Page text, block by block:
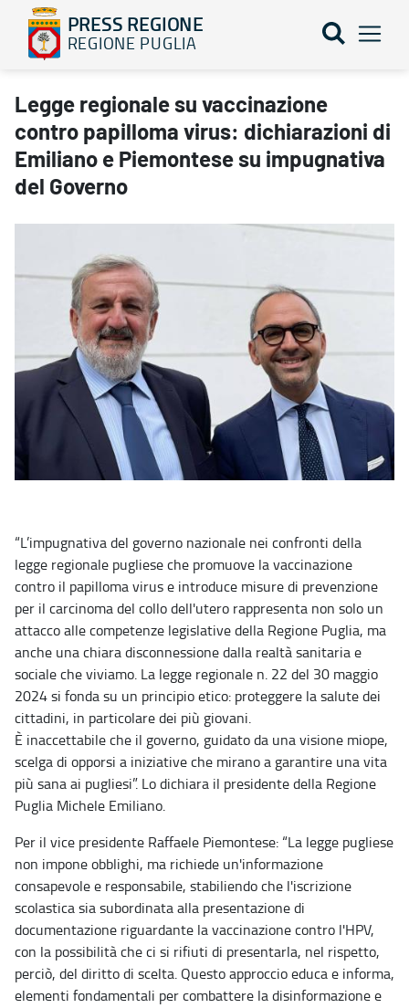
PRESS REGIONE
REGIONE PUGLIA
Legge regionale su vaccinazione contro papilloma virus:
Legge regionale su vaccinazione
contro papilloma virus: dichiarazioni di
Emiliano e Piemontese su impugnativa
del Governo
“L’impugnativa del governo nazionale nei confronti della
legge regionale pugliese che promuove la vaccinazione
contro il papilloma virus e introduce misure di prevenzione
per il carcinoma del collo dell'utero rappresenta non solo un
attacco alle competenze legislative della Regione Puglia, ma
anche una chiara disconnessione dalla realtà sanitaria e
sociale che viviamo. La legge regionale n. 22 del 30 maggio
2024 si fonda su un principio etico: proteggere la salute dei
cittadini, in particolare dei più giovani.
È inaccettabile che il governo, guidato da una visione miope,
scelga di opporsi a iniziative che mirano a garantire una vita
più sana ai pugliesi”. Lo dichiara il presidente della Regione
Puglia Michele Emiliano.
Per il vice presidente Raffaele Piemontese: “La legge pugliese
non impone obblighi, ma richiede un'informazione
consapevole e responsabile, stabiliendo che l'iscrizione
scolastica sia subordinata alla presentazione di
documentazione riguardante la vaccinazione contro l'HPV,
con la possibilità che ci si rifiuti di presentarla, nel rispetto,
perciò, del diritto di scelta. Questo approccio educa e informa,
elementi fondamentali per combattere la disinformazione e